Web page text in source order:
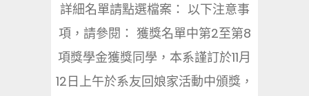
詳細名單請點選檔案： 以下注意事
項，請參閱： 獲獎名單中第2至第8
項獎學金獲獎同學，本系謹訂於11月
12日上午於系友回娘家活動中頒獎，